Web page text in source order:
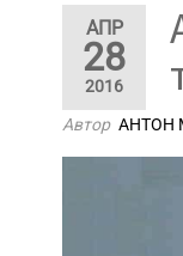
АПР
28
2016
Автор АНТОН